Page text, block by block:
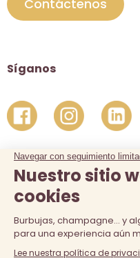
Contáctenos
Síganos